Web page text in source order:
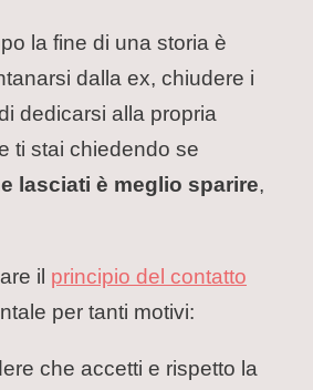
la fine di una storia è
dalla ex, chiudere i
dedicarsi alla propria
ti stai chiedendo se
lasciati è meglio sparire,
il principio del contatto
per tanti motivi:
che accetti e rispetto la